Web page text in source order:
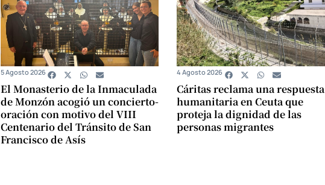
El Monasterio de la Inmaculada
de Monzón acogió un concierto-
oración con motivo del VIII
Centenario del Tránsito de San
Francisco de Asís
5 Agosto 2026
Cáritas reclama una respuesta
humanitaria en Ceuta que
proteja la dignidad de las
personas migrantes
4 Agosto 2026